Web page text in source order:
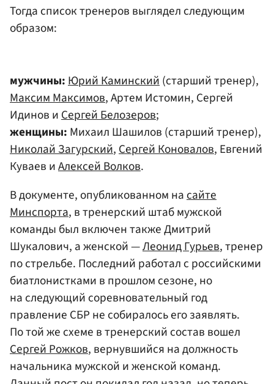
Тогда список тренеров выглядел следующим
образом:
мужчины:Юрий Каминский(старший тренер),
Максим Максимов, Артем Истомин, Сергей
Идинов иСергей Белозеров;
женщины: Михаил Шашилов (старший тренер),
Николай Загурский,Сергей Коновалов, Евгений
Куваев иАлексей Волков.
В документе, опубликованном насайте
Минспорта, в тренерский штаб мужской
команды был включен также Дмитрий
Шукалович, а женской —Леонид Гурьев, тренер
по стрельбе. Последний работал с российскими
биатлонистками в прошлом сезоне, но
на следующий соревновательный год
правление СБР не собиралось его заявлять.
По той же схеме в тренерский состав вошел
Сергей Рожков, вернувшийся на должность
начальника мужской и женской команд.